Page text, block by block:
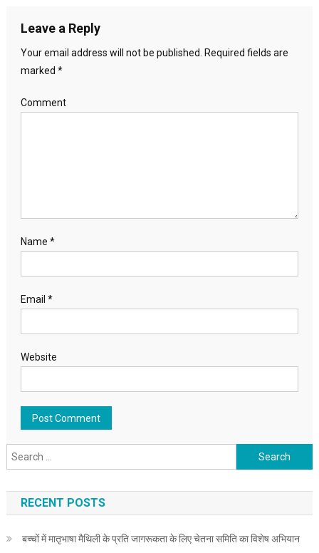
Leave a Reply
Your email address will not be published. Required fields are
marked *
Comment
Name *
Email *
Website
Search for:
RECENT POSTS
बच्चों में मातृभाषा मैथिली के प्रति जागरूकता के लिए चेतना समिति का विशेष अभियान